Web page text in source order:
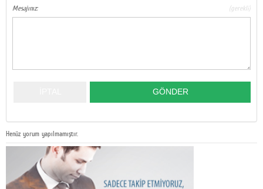
Mesajınız: (gerekli)
Henüz yorum yapılmamıştır.